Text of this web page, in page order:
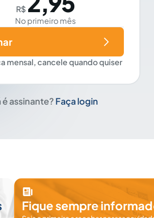
R$
No primeiro mês
mensal, cancele quando quiser
é assinante? Faça login
Fique sempre